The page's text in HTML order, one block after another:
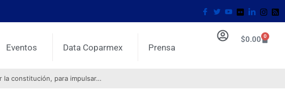
Eventos Data Coparmex Prensa
$0.00 0
la constitución, para impulsar…